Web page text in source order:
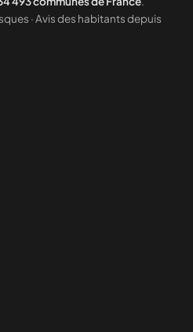
· Avis des habitants depuis